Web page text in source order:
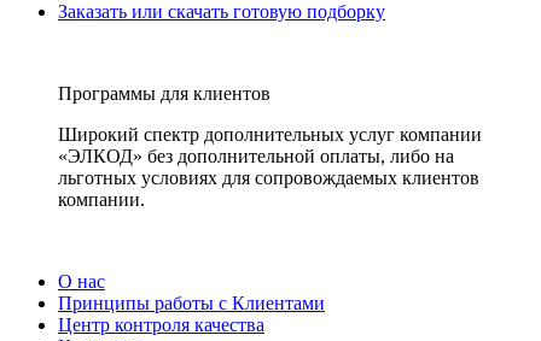
Заказать или скачать готовую подборку
Программы для клиентов
Широкий спектр дополнительных услуг компании
«ЭЛКОД» без дополнительной оплаты, либо на
льготных условиях для сопровождаемых клиентов
компании.
О нас
Принципы работы с Клиентами
Центр контроля качества